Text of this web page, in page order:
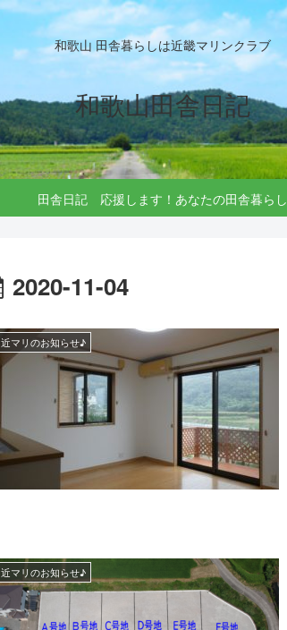
和歌山 田舎暮らしは近畿マリンクラブ
和歌山田舎日記
田舎日記 応援します！あなたの田舎暮らし
2020-11-04
近マリのお知らせ♪
近マリのお知らせ♪